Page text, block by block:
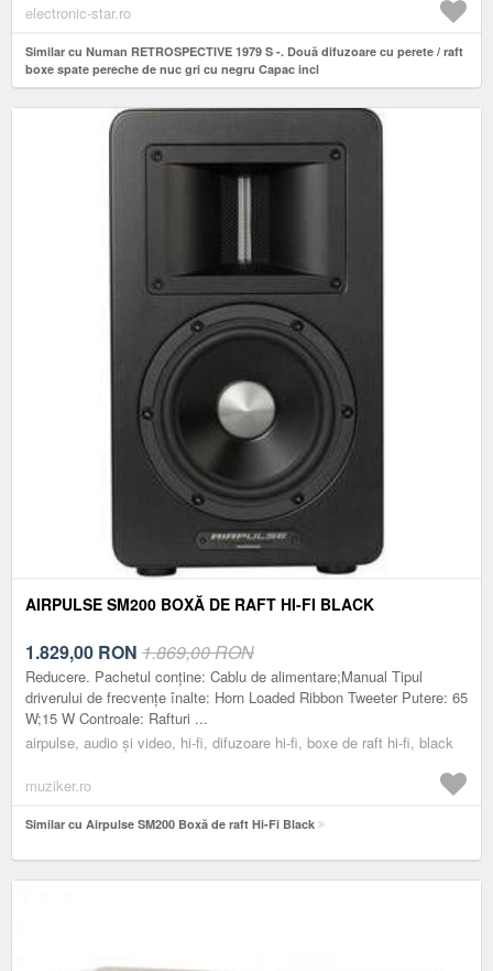
electronic-star.ro
Similar cu Numan RETROSPECTIVE 1979 S -. Două difuzoare cu perete / raft
boxe spate pereche de nuc gri cu negru Capac incl
AIRPULSE SM200 BOXĂ DE RAFT HI-FI BLACK
1.829,00 RON 1.869,00 RON
Reducere. Pachetul conține: Cablu de alimentare;Manual Tipul
driverului de frecvențe înalte: Horn Loaded Ribbon Tweeter Putere: 65
W;15 W Controale: Rafturi ...
airpulse, audio și video, hi-fi, difuzoare hi-fi, boxe de raft hi-fi, black
muziker.ro
Similar cu Airpulse SM200 Boxă de raft Hi-Fi Black